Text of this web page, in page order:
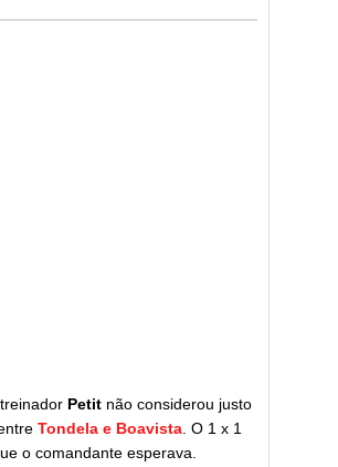
Petit não considerou justo
Tondela e Boavista . O 1 x 1
o comandante esperava.